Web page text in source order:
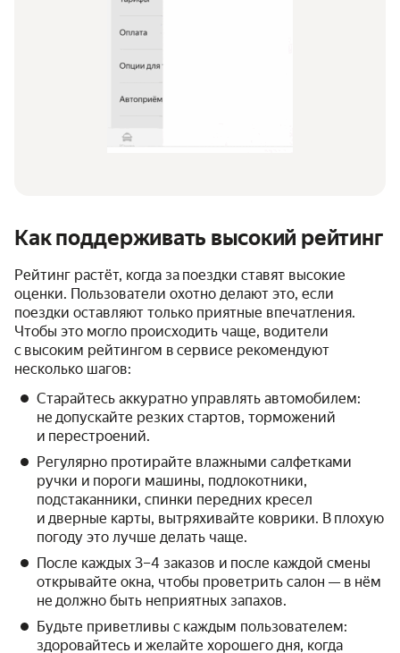
Как поддерживать высокий рейтинг
Рейтинг растёт, когда за поездки ставят высокие
оценки. Пользователи охотно делают это, если
поездки оставляют только приятные впечатления.
Чтобы это могло происходить чаще, водители
с высоким рейтингом в сервисе рекомендуют
несколько шагов:
Старайтесь аккуратно управлять автомобилем:
не допускайте резких стартов, торможений
и перестроений.
Регулярно протирайте влажными салфетками
ручки и пороги машины, подлокотники,
подстаканники, спинки передних кресел
и дверные карты, вытряхивайте коврики. В плохую
погоду это лучше делать чаще.
После каждых 3–4 заказов и после каждой смены
открывайте окна, чтобы проветрить салон — в нём
не должно быть неприятных запахов.
Будьте приветливы с каждым пользователем:
здоровайтесь и желайте хорошего дня, когда